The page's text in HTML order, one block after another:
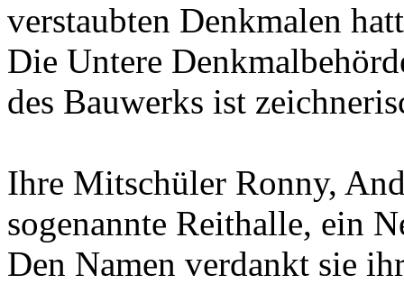
verstaubten Denkmalen
Die Untere
des Bauwerks ist
Ihre Mitschüler Ronny,
sogenannte Reithalle, ein
Den Namen verdankt sie